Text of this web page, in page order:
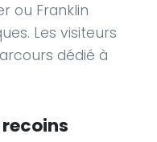
ou Franklin
Les visiteurs
dédié à